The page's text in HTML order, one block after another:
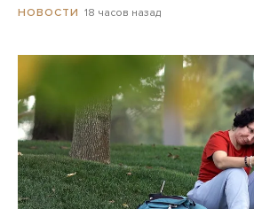
НОВОСТИ 18 часов назад